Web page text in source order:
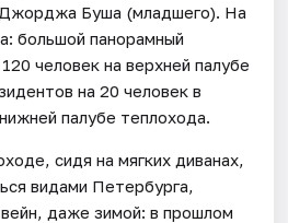
Буша (младшего). На
большой панорамный
человек на верхней палубе
на 20 человек в
палубе теплохода.
сидя на мягких диванах,
видами Петербурга,
даже зимой: в прошлом